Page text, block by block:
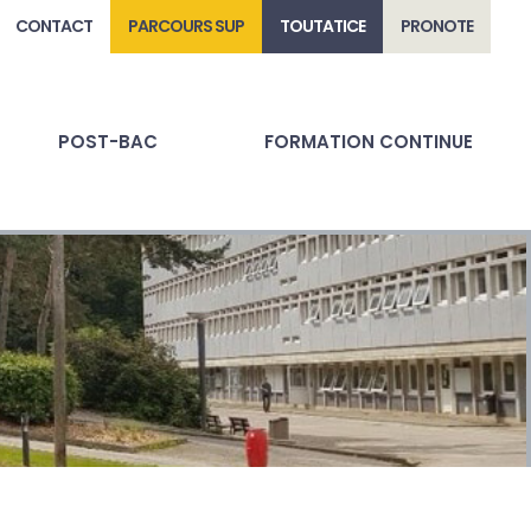
CONTACT PARCOURS SUP TOUTATICE PRONOTE
POST-BAC FORMATION CONTINUE